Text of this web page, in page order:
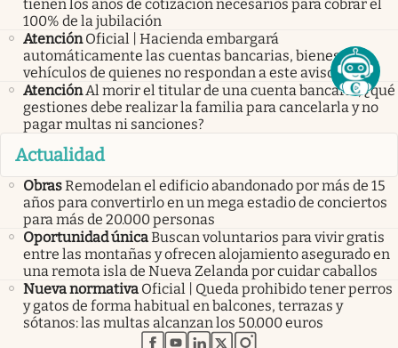
tienen los años de cotización necesarios para cobrar el
100% de la jubilación
Atención Oficial | Hacienda embargará
automáticamente las cuentas bancarias, bienes y
vehículos de quienes no respondan a este aviso final
AtenciónAl morir el titular de una cuenta bancaria, ¿qué
gestiones debe realizar la familia para cancelarla y no
pagar multas ni sanciones?
Actualidad
ObrasRemodelan el edificio abandonado por más de 15
años para convertirlo en un mega estadio de conciertos
para más de 20.000 personas
Oportunidad únicaBuscan voluntarios para vivir gratis
entre las montañas y ofrecen alojamiento asegurado en
una remota isla de Nueva Zelanda por cuidar caballos
Nueva normativa Oficial | Queda prohibido tener perros
y gatos de forma habitual en balcones, terrazas y
sótanos: las multas alcanzan los 50.000 euros
abre en nueva pestaña
abre en nueva pestaña
abre en nueva pestaña
abre en nueva pestaña
abre en nueva pestaña